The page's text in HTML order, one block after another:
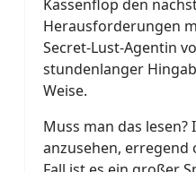
Kassenflop den
Herausforderungen
Secret-Lust-Agentin
stundenlanger
Weise.
Muss man das lesen?
anzusehen, erregend